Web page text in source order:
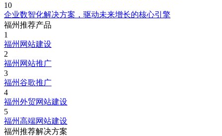
10
企业数智化解决方案，驱动未来增长的核心引擎
福州推荐产品
1
福州网站建设
2
福州网站推广
3
福州谷歌推广
4
福州外贸网站建设
5
福州高端网站建设
福州推荐解决方案